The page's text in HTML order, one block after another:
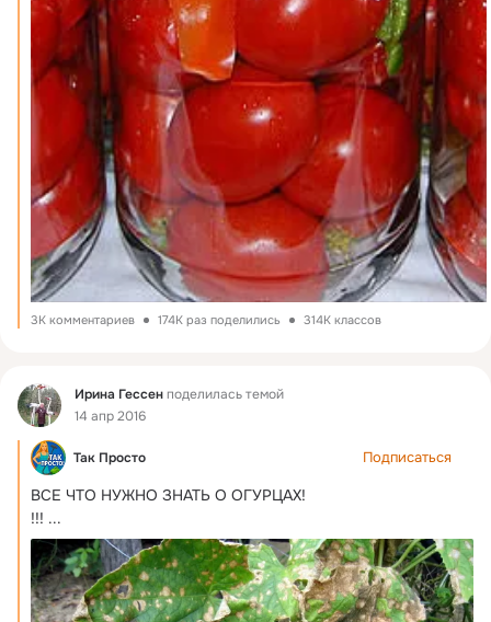
3K комментариев 174K раз поделились 314K классов
Фид Ирина Гессенподелилась темой
14 апр 2016
Так Просто Подписаться
ВСЕ ЧТО НУЖНО ЗНАТЬ О ОГУРЦАХ!
!!! ...